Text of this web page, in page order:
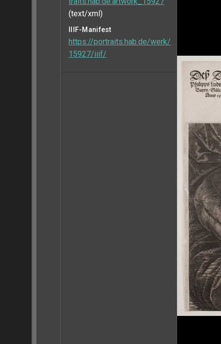
(text/xml)
IIIF-Manifest
https://portraits.hab.de/werk/
15927/iiif/